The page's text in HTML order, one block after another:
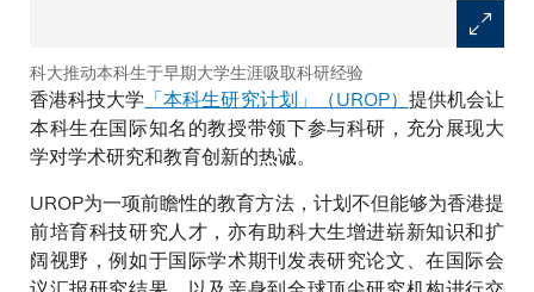
科大推动本科生于早期大学生涯吸取科研经验
香港科技大学 「本科生研究计划」（UROP） 提供机会让
本科生在国际知名的教授带领下参与科研，充分展现大
学对学术研究和教育创新的热诚。
UROP为一项前瞻性的教育方法，计划不但能够为香港提
前培育科技研究人才，亦有助科大生增进崭新知识和扩
阔视野，例如于国际学术期刊发表研究论文、在国际会